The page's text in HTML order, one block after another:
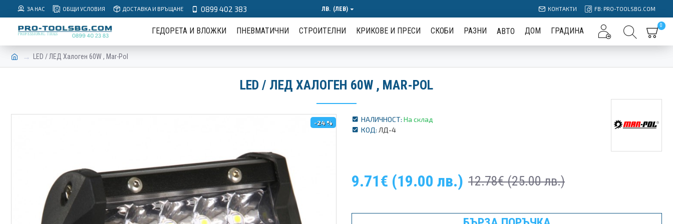
ЗА НАС ОБЩИ УСЛОВИЯ ДОСТАВКА И ВРЪЩАНЕ 0899 402 383 ЛВ. (ЛЕВ) КОНТАКТИ FB: PRO-TOOLSBG.COM
ГЕДОРЕТА И ВЛОЖКИ ПНЕВМАТИЧНИ СТРОИТЕЛНИ КРИКОВЕ И ПРЕСИ СКОБИ РАЗНИ АВТО ДОМ ГРАДИНА
0
LED / ЛЕД Халоген 60W , Mar-Pol
LED / ЛЕД ХАЛОГЕН 60W , MAR-POL
-24 % НАЛИЧНОСТ: На склад
КОД: ЛД-4
12.78€ (25.00 лв.)
9.71€ (19.00 лв.)